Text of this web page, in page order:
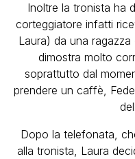
Inoltre la tronista ha
corteggiatore infatti
Laura) da una
dimostra molto
soprattutto dal
prendere un caffè,
Dopo la telefonata,
alla tronista, Laura